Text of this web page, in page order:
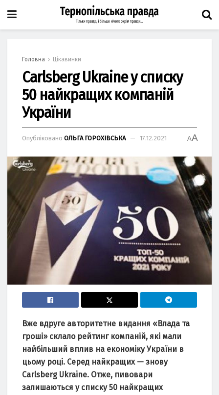
Головна Цікавинки
Carlsberg Ukraine у списку
50 найкращих компаній
України
Опубліковано ОЛЬГА ГОРОХІВСЬКА 17.12.2021 AA
Вже вдруге авторитетне видання «Влада та
гроші» склало рейтинг компаній, які мали
найбільший вплив на економіку України в
цьому році. Серед найкращих — знову
Carlsberg Ukraine. Отже, пивовари
залишаються у списку 50 найкращих